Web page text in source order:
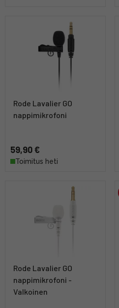
Rode Lavalier GO
nappimikrofoni
59,90 €
Toimitus heti
Rode Lavalier GO
nappimikrofoni -
Valkoinen